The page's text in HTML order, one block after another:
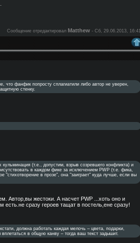
Сообщение отредактировал Matthew - Сб, 29.06.2013, 16:41
что фанфик попросту сплагиатили либо автор не уверен,
стенку.
(т.е., допустим, взрыв созревшего конфликта) и
в каждом фике за исключением PWP (т.е. фика,
в прозе", она "заиграет" куда лучше, если вы
Автор,вы жестоки. А насчет PWP ...хоть оно и
сразу героев тащат в постель,ене сразу!
должна работать каждая мелочь – цвета, подарки,
в общую канву – тогда ваш текст задышит.